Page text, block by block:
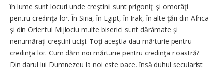
în lume sunt locuri unde creştinii sunt prigoniţi şi omorâţi
pentru credinţa lor. În Siria, în Egipt, în Irak, în alte ţări din Africa
şi din Orientul Mijlociu multe biserici sunt dărâmate şi
nenumăraţi creştini ucişi. Toţi aceştia dau mărturie pentru
credinţa lor. Cum dăm noi mărturie pentru credinţa noastră?
Din darul lui Dumnezeu la noi este pace, însă duhul secularist